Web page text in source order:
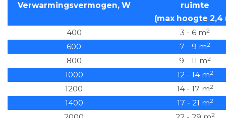
Verwarmingsvermogen, W
ruimte
(max hoogte 2,4
400
3 - 6 m2
600 7 - 9 m2
800 9 - 11 m2
1000 12 - 14 m2
1200 14 - 17 m2
1400 17 - 21 m2
2